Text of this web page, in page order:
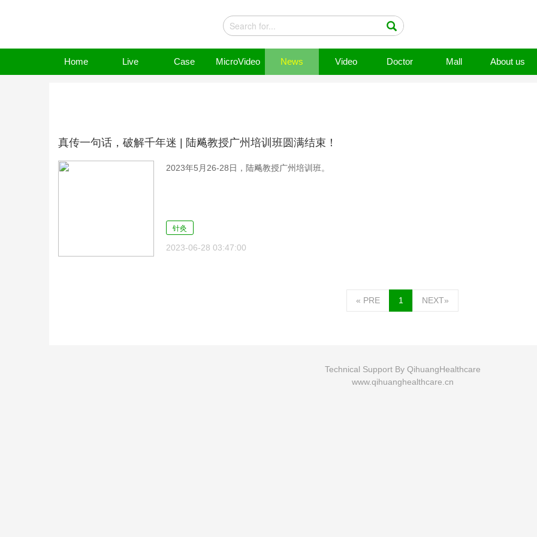
Home Live Case MicroVideo News Video Doctor Mall About us
真传一句话，破解千年迷 | 陆飚教授广州培训班圆满结束！
2023年5月26-28日，陆飚教授广州培训班。
针灸
2023-06-28 03:47:00
« PRE 1 NEXT»
Technical Support By QihuangHealthcare
www.qihuanghealthcare.cn